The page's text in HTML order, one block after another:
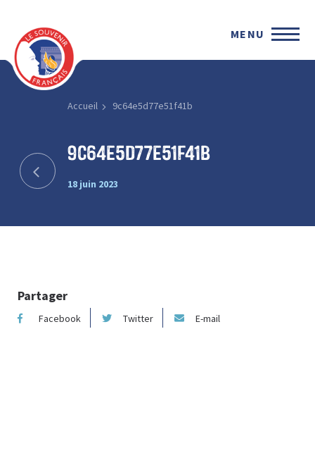
MENU
Accueil 9c64e5d77e51f41b
9c64e5d77e51f41b
18 juin 2023
Partager
Facebook Twitter E-mail